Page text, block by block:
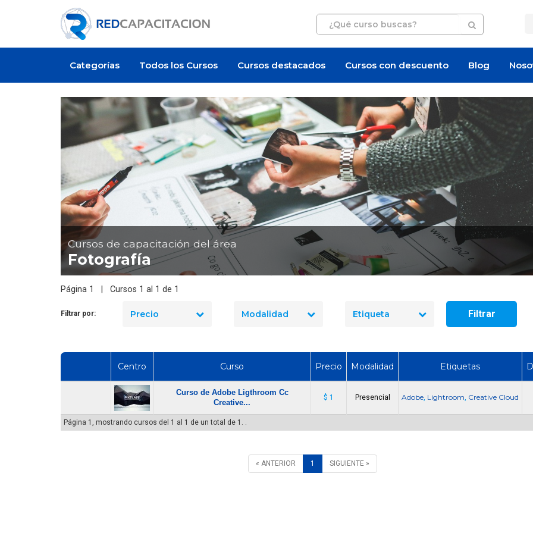
Categorías Todos los Cursos Cursos destacados Cursos con descuento Blog
Cursos de capacitación del área
Fotografía
Página 1 | Cursos 1 al 1 de 1
Filtrar por: Precio Modalidad Etiqueta Filtrar
Centro Curso Precio Modalidad Etiquetas
Curso de Adobe Ligthroom Cc
Creative...
$ 1 Presencial Adobe, Lightroom, Creative Cloud
Página 1, mostrando cursos del 1 al 1 de un total de 1. .
« ANTERIOR 1 SIGUIENTE »
cuesta certificarse en
industrial en Chile
El precio real de los
¿Cuánto cuesta un curso de
manejo de extintores en Chile
en 2026? Precios reales y qué
incluye cada opción
Artículo
¿Cuánto dura un curso de uso
Artículo
Cómo Ser
Artículo